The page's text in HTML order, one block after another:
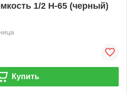
1/2 Н-65 (черный)
Купить